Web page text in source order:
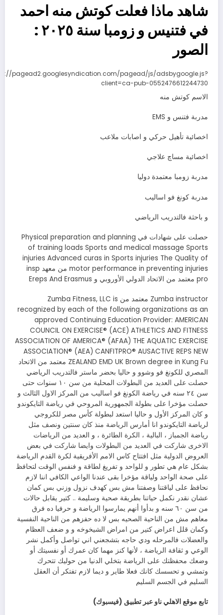
شاهد ماذا فعلت كوتش منه احمد
في فتنيس و زومبا سنة ٢٠٢٥ :
الصور
pagead2.googlesyndication.com/pagead/js/adsbygoogle.js?
client=ca-pub-0552476612244730
الاسم كوتش منه
مدربة فتنس و EMS
اخصائية تأهيل حركي و اصابات ملاعب
اخصائية مساچ علاجي
مدربة زومبا معتمدة دوليا
مدربة كونغ فو اساليب
و باحثة فالتدريب الرياضي
حصلت على شهادات في Physical preparation and planning
of training loads Sports and medical massage Sports
injuries Advanced curas in Sports injuries The Quality of
motor performance in preventing injuries من معهد insp
pro معتمد من الاتحاد الدولي الأوروبي و Ereps And Erasmus
Zumba instructor معتمد من Zumba Fitness, LLC is
recognized by each of the following organizations as an
approved Continuing Education Provider: AMERICAN
COUNCIL ON EXERCISE® (ACE) ATHLETICS AND FITNESS
ASSOCIATION OF AMERICA® (AFAA) THE AQUATIC EXERCISE
ASSOCIATION® (AEA) CANFITPRO® AUSACTIVE REPS NEW
ZEALAND EMD UK Brown degree in Kung Fu معتمد من الاتحاد
المصري للكونغ فو وشوو و حاليا بحضر ماستر فالتدريب الرياضي
حصلت على العديد من البطولات المحلية من سن ١٠ سنوات حتى
سن ٢٤ سنه في رياضة الكونغ فو اساليب من المركز الاول الثالث و
حصلت مؤخرا على بطولة الجمهورية المروحي في رياضة التايكوندو
و كان المركز الأول و حاليا استعد لبطولة كأس مصر للكروجي
لرياضة التايكوندو انا أمارس الرياضة منذ كان سنتين ونصف مثل
رياضة الجمباز ، البالية ، الكرة الطائرة ، و العديد من الرياضات
الاخرى شاركت في العديد من البطولات وايضا شاركت في بعض
العروض الدولية مثل افتتاح كاس الامم الأفريقية لكرة القدم الرياضة
بشكل عام هي تطور و للواحد و تفريغ لطاقة و فنفس الوقت لتحافظ
على صحة الواحد ولياقة مؤخرا بقى عندنا الواعي الكافي اننا لازم
نحافظ على لياقتنا وصفتنا مش بس كهدف نزول وزني بس كمان
عشان نقدر نكمل حياتنا بطريقة صحية وسليمة .. كتير يقابل حالات
من سن ٦٠ سنه و بدأوا أنهم يمارسوا الرياضة و حرفيا ده فرق
معاهم مش من الناحية الصحيه بس لا ده حفزهم من الناحية النفسية
وكمان قلل اعراض كتير من امراض الشيخوخه و و ضعف العظام
والعضلات فالمرحله ودي حاجه بتشجعني اني تواصل وأكمل نشر
الوعي و ثقافة الرياضة ، لأنها كنز مهما كان عمرك أو نفسيتك أو
وضعك محفظتك على الرياضة بتخلي الدنيا من حوليك تتحرك
وتمشي و تحسسك كانك فعلا طاير و ديما لازم تفتكر أن العقل
السليم في الجسم السليم
تابع موقع الاهلي ناو عبر تطبيق (فيسبوك)